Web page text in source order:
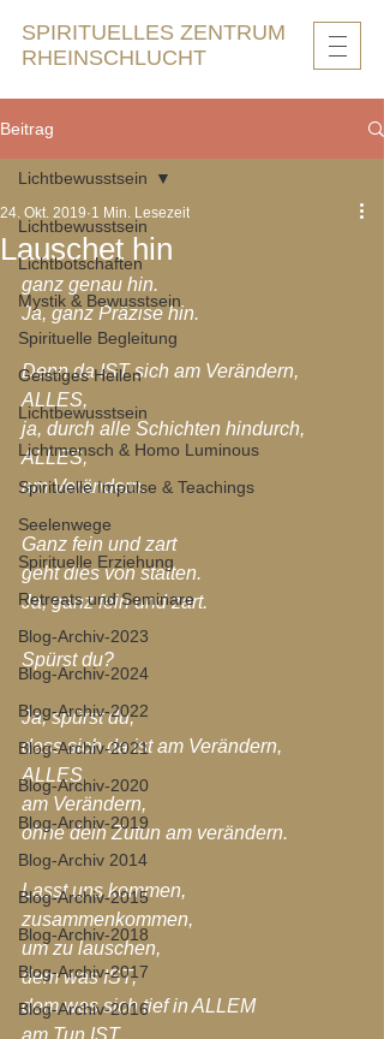
SPIRITUELLES ZENTRUM
RHEINSCHLUCHT
Beitrag
Lichtbewusstsein
Lichtbotschaften
Mystik & Bewusstsein
Spirituelle Begleitung
Geistiges Heilen
Lichtbewusstsein
Lichtmensch & Homo Luminous
Spirituelle Impulse & Teachings
Seelenwege
Spirituelle Erziehung
Retreats und Seminare
Blog-Archiv-2023
Blog-Archiv-2024
Blog-Archiv-2022
Blog-Archiv-2021
Blog-Archiv-2020
Blog-Archiv-2019
Blog-Archiv 2014
Blog-Archiv-2015
Blog-Archiv-2018
Blog-Archiv-2017
Blog-Archiv-2016
Lichtbewusstsein
Lauschet hin
24. Okt. 2019 1 Min. Lesezeit
ganz genau hin.
Ja, ganz Präzise hin.
Denn da IST sich am Verändern,
ALLES,
ja, durch alle Schichten hindurch,
ALLES,
am Verändern.
Ganz fein und zart
geht dies von statten.
Ja, ganz fein und zart.
Spürst du?
Ja, spürst du,
dass sich da ist am Verändern,
ALLES,
am Verändern,
ohne dein Zutun am verändern.
Lasst uns kommen,
zusammenkommen,
um zu lauschen,
dem was IST,
dem was sich tief in ALLEM
am Tun IST,